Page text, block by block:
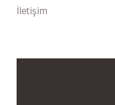
İletişim